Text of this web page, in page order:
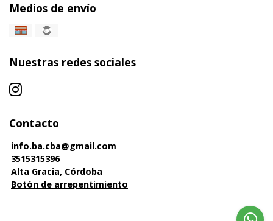
Medios de envío
Nuestras redes sociales
Contacto
info.ba.cba@gmail.com
3515315396
Alta Gracia, Córdoba
Botón de arrepentimiento